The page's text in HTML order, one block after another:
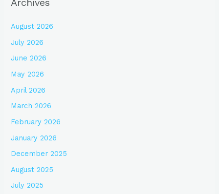
Archives
August 2026
July 2026
June 2026
May 2026
April 2026
March 2026
February 2026
January 2026
December 2025
August 2025
July 2025